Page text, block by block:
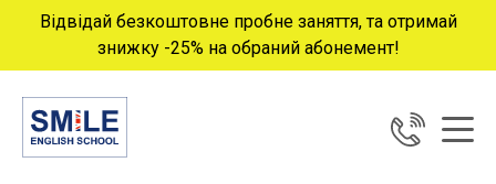
Відвідай безкоштовне пробне заняття, та отримай
знижку -25% на обраний абонемент!